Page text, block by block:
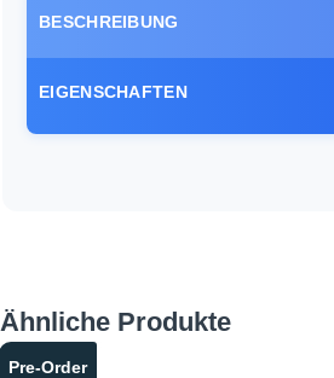
BESCHREIBUNG
EIGENSCHAFTEN
Produktgalerie überspringen
Ähnliche Produkte
Pre-Order